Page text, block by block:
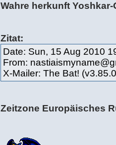
Wahre herkunft Yoshkar-
Zitat:
Date: Sun, 15 Aug 2010
From:
X-Mailer: The Bat!
Zeitzone Europäisches